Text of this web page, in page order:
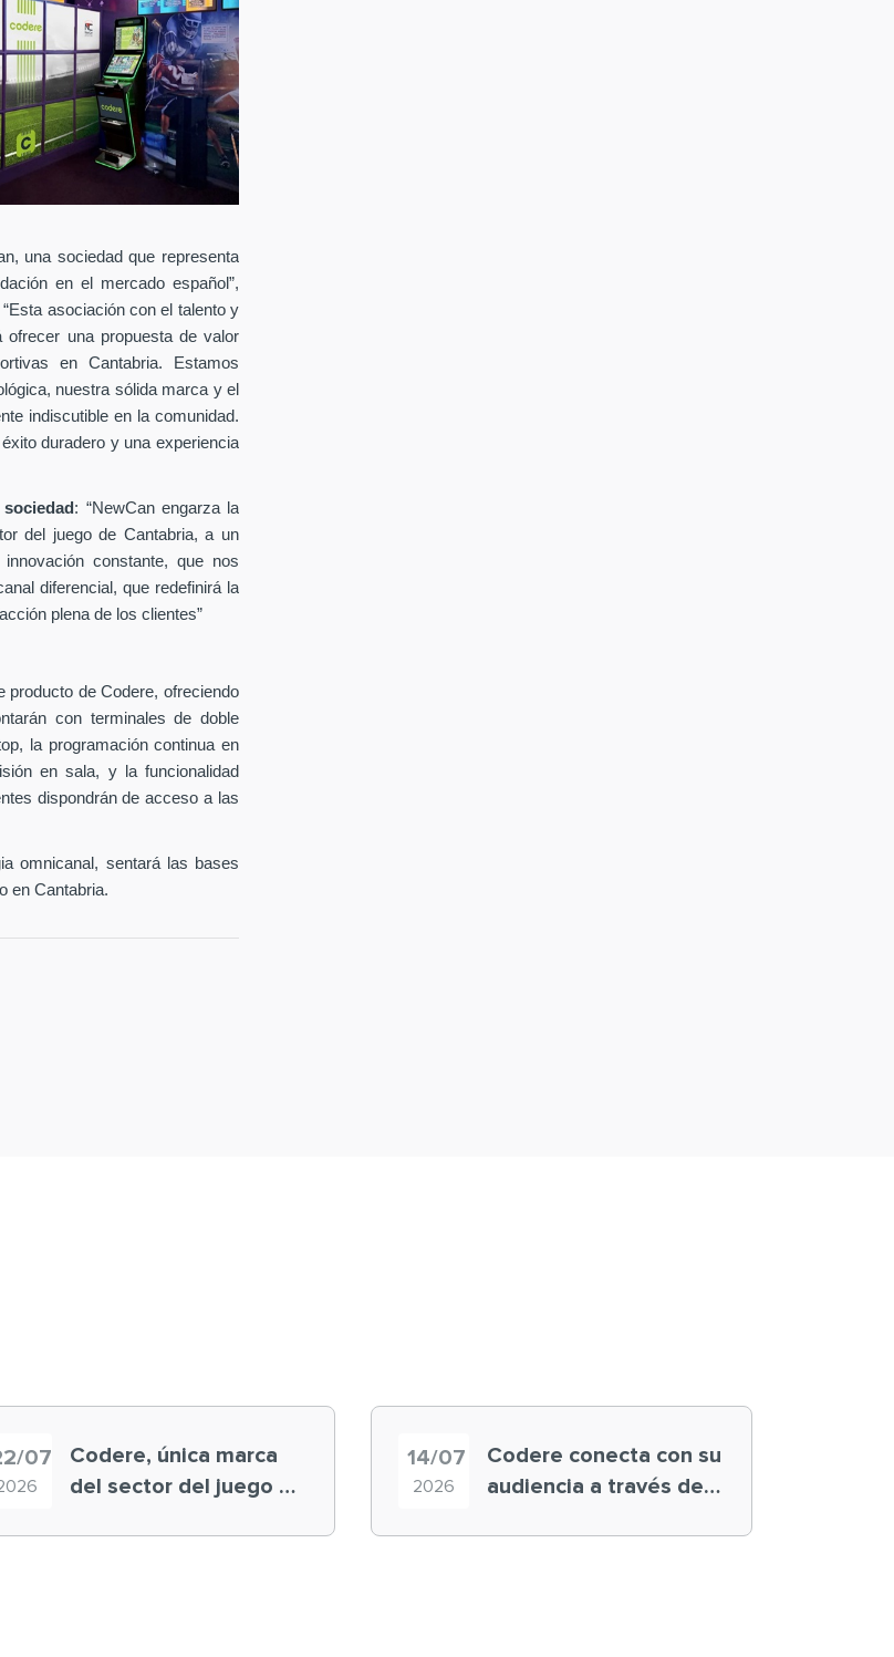
una sociedad que representa
en el mercado español”,
“Esta asociación con el talento y
ofrecer una propuesta de valor
en Cantabria. Estamos
nuestra sólida marca y el
indiscutible en la comunidad.
duradero y una experiencia
: “NewCan engarza la
del juego de Cantabria, a un
constante, que nos
diferencial, que redefinirá la
plena de los clientes”
producto de Codere, ofreciendo
con terminales de doble
la programación continua en
en sala, y la funcionalidad
dispondrán de acceso a las
omnicanal, sentará las bases
en Cantabria.
07
Codere, única marca
del sector del juego en
14/07
2026
Codere conecta con su
audiencia a través de